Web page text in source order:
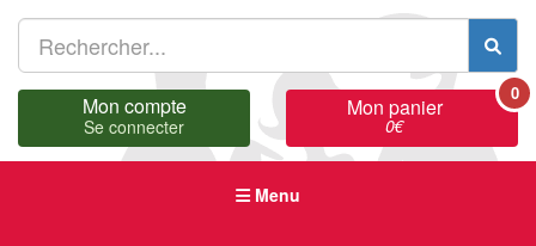
Mon compte
Se connecter
Mon panier
0€
0
Menu